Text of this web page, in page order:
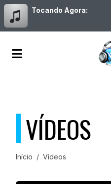
Tocando Agora:
VÍDEOS
Início Vídeos